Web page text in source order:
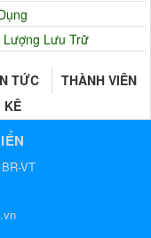
Lượng Lưu Trữ
TỨC
THÀNH VIÊN
KÊ
VT